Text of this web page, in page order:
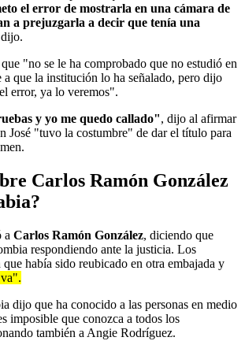
el error de mostrarla en una cámara de
a prejuzgarla a decir que tenía una
"no se le ha comprobado que no estudió en
a que la institución lo ha señalado, pero dijo
error, ya lo veremos".
y yo me quedo callado", dijo al afirmar
José "tuvo la costumbre" de dar el título para
Carlos Ramón González
a Carlos Ramón González, diciendo que
respondiendo ante la justicia. Los
había sido reubicado en otra embajada y
dijo que ha conocido a las personas en medio
imposible que conozca a todos los
también a Angie Rodríguez.